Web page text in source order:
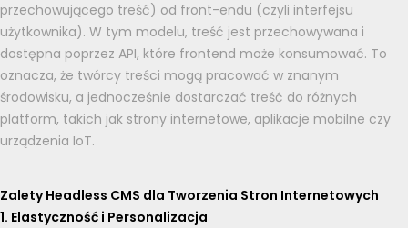
przechowującego treść) od front-endu (czyli interfejsu
użytkownika). W tym modelu, treść jest przechowywana i
dostępna poprzez API, które frontend może konsumować. To
oznacza, że twórcy treści mogą pracować w znanym
środowisku, a jednocześnie dostarczać treść do różnych
platform, takich jak strony internetowe, aplikacje mobilne czy
urządzenia IoT.
Zalety Headless CMS dla Tworzenia Stron Internetowych
1. Elastyczność i Personalizacja